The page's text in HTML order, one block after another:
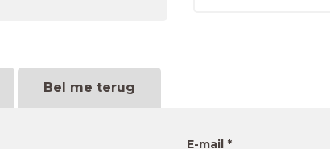
Bel me terug
E-mail *